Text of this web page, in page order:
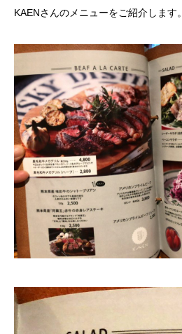
KAENさんのメニューをご紹介します。